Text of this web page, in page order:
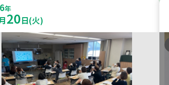
年
20日(火)